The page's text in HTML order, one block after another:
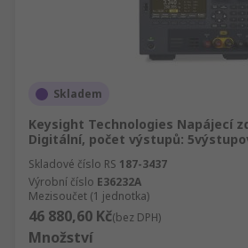
Skladem
Keysight Technologies Napájecí
Digitální, počet výstupů:
Skladové číslo RS 187-3437
Výrobní číslo E36232A
Mezisoučet (1 jednotka)
46 880,60 Kč(bez DPH)
Množství